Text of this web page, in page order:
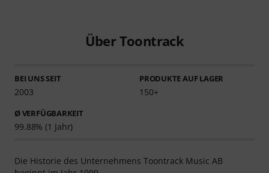
Über Toontrack
BEI UNS SEIT
2003
PRODUKTE AUF LAGER
150+
Ø VERFÜGBARKEIT
99.88% (1 Jahr)
Die Historie des Unternehmens Toontrack Music AB